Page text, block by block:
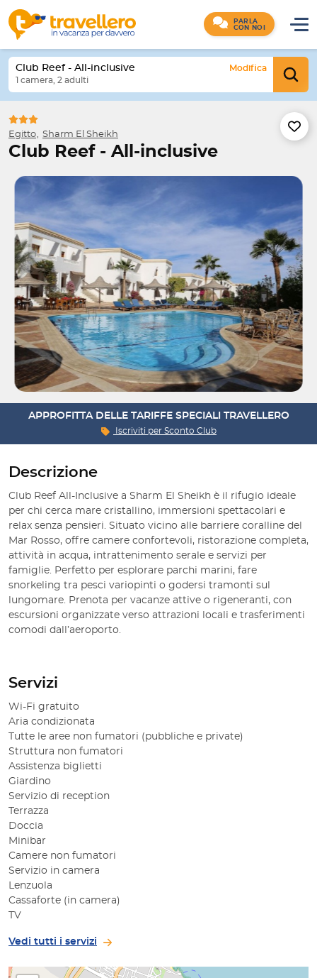
PARLA
CON NOI
Club Reef - All-inclusive
Modifica
1 camera, 2 adulti
Egitto Sharm El Sheikh
Club Reef - All-inclusive
APPROFITTA DELLE TARIFFE SPECIALI TRAVELLERO
Iscriviti per Sconto Club
Descrizione
Club Reef All-Inclusive a Sharm El Sheikh è il rifugio ideale
per chi cerca mare cristallino, immersioni spettacolari e
relax senza pensieri. Situato vicino alle barriere coralline del
Mar Rosso, offre camere confortevoli, ristorazione completa,
attività in acqua, intrattenimento serale e servizi per
famiglie. Perfetto per esplorare parchi marini, fare
snorkeling tra pesci variopinti o godersi tramonti sul
lungomare. Prenota per vacanze attive o rigeneranti, con
escursioni organizzate verso attrazioni locali e trasferimenti
comodi dall’aeroporto.
Servizi
Wi-Fi gratuito
Aria condizionata
Tutte le aree non fumatori (pubbliche e private)
Struttura non fumatori
Assistenza biglietti
Giardino
Servizio di reception
Terrazza
Doccia
Minibar
Camere non fumatori
Servizio in camera
Lenzuola
Cassaforte (in camera)
TV
Vedi tutti i servizi